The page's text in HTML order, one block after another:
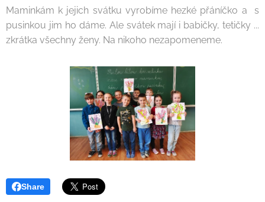
Maminkám k jejich svátku vyrobíme hezké přáníčko a s
pusinkou jim ho dáme. Ale svátek mají i babičky, tetičky ...
zkrátka všechny ženy. Na nikoho nezapomeneme.
Share